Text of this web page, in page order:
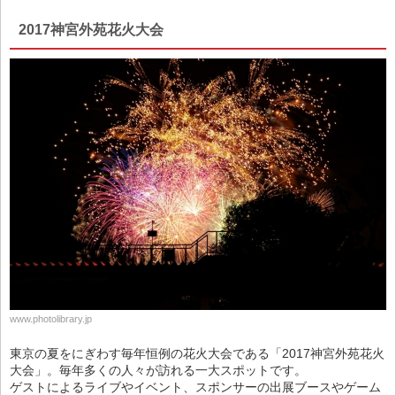
2017神宮外苑花火大会
www.photolibrary.jp
東京の夏をにぎわす毎年恒例の花火大会である「2017神宮外苑花火
大会」。毎年多くの人々が訪れる一大スポットです。
ゲストによるライブやイベント、スポンサーの出展ブースやゲーム